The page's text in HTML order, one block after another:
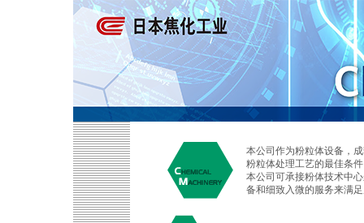
本公司作为粉粒体设备，
粉粒体处理工艺的最佳条
本公司可承接粉体技术中
备和细致入微的服务来满